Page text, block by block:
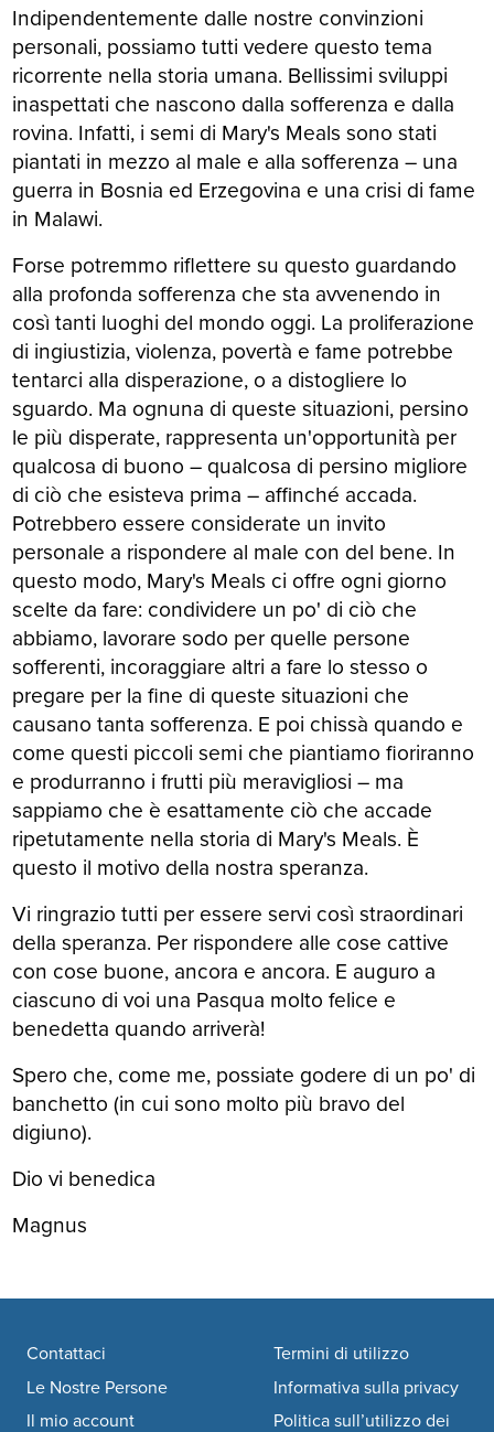
Indipendentemente dalle nostre convinzioni
personali, possiamo tutti vedere questo tema
ricorrente nella storia umana. Bellissimi sviluppi
inaspettati che nascono dalla sofferenza e dalla
rovina. Infatti, i semi di Mary's Meals sono stati
piantati in mezzo al male e alla sofferenza – una
guerra in Bosnia ed Erzegovina e una crisi di fame
in Malawi.
Forse potremmo riflettere su questo guardando
alla profonda sofferenza che sta avvenendo in
così tanti luoghi del mondo oggi. La proliferazione
di ingiustizia, violenza, povertà e fame potrebbe
tentarci alla disperazione, o a distogliere lo
sguardo. Ma ognuna di queste situazioni, persino
le più disperate, rappresenta un'opportunità per
qualcosa di buono – qualcosa di persino migliore
di ciò che esisteva prima – affinché accada.
Potrebbero essere considerate un invito
personale a rispondere al male con del bene. In
questo modo, Mary's Meals ci offre ogni giorno
scelte da fare: condividere un po' di ciò che
abbiamo, lavorare sodo per quelle persone
sofferenti, incoraggiare altri a fare lo stesso o
pregare per la fine di queste situazioni che
causano tanta sofferenza. E poi chissà quando e
come questi piccoli semi che piantiamo fioriranno
e produrranno i frutti più meravigliosi – ma
sappiamo che è esattamente ciò che accade
ripetutamente nella storia di Mary's Meals. È
questo il motivo della nostra speranza.
Vi ringrazio tutti per essere servi così straordinari
della speranza. Per rispondere alle cose cattive
con cose buone, ancora e ancora. E auguro a
ciascuno di voi una Pasqua molto felice e
benedetta quando arriverà!
Spero che, come me, possiate godere di un po' di
banchetto (in cui sono molto più bravo del
digiuno).
Dio vi benedica
Magnus
Footer navigation
Contattaci
Le Nostre Persone
Il mio account
Termini di utilizzo
Informativa sulla privacy
Politica sull’utilizzo dei